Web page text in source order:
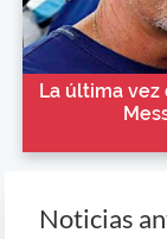
La última vez
Noticias